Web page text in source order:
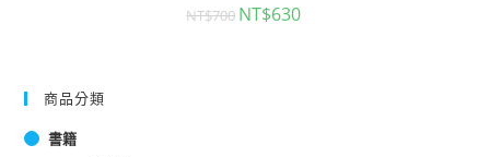
NT$700 NT$630
商品分類
書籍